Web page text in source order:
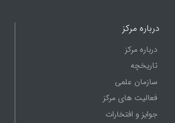
درباره مرکز
درباره مرکز
تاریخچه
سازمان علمی
فعالیت های مرکز
جوایز و افتخارات